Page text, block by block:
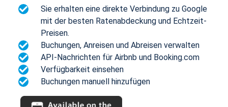
Sie erhalten eine direkte Verbindung zu Google
mit der besten Ratenabdeckung und Echtzeit-
Preisen.
Buchungen, Anreisen und Abreisen verwalten
API-Nachrichten für Airbnb und Booking.com
Verfügbarkeit einsehen
Buchungen manuell hinzufügen